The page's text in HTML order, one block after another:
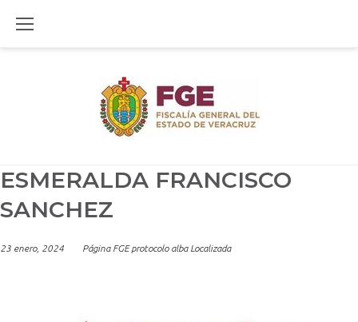
ESMERALDA FRANCISCO
SANCHEZ
23 enero, 2024 Página FGE protocolo alba Localizada